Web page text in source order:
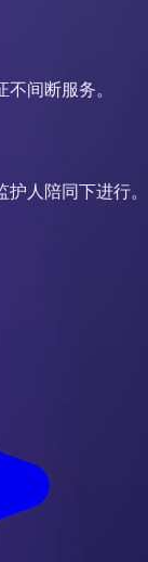
间断服务。
人陪同下进行。